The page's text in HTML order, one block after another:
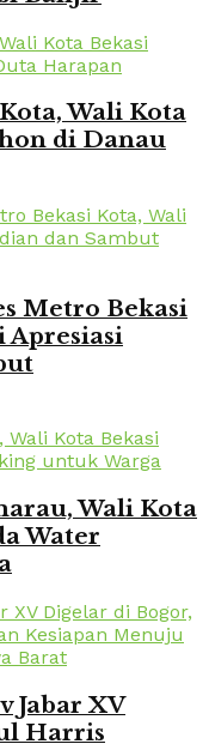
Wali Kota
di Danau
Metro Bekasi
Apresiasi
Wali Kota
Water
Jabar XV
Harris